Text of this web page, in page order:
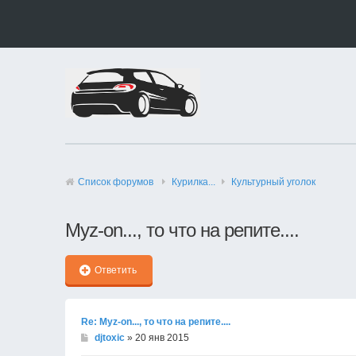
Список форумов Курилка... Культурный уголок
Муz-on..., то что на репите....
Ответить
Re: Муz-on..., то что на репите....
djtoxic » 20 янв 2015